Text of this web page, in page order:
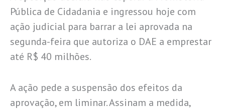
Pública de Cidadania e ingressou hoje com
ação judicial para barrar a lei aprovada na
segunda-feira que autoriza o DAE a emprestar
até R$ 40 milhões.
A ação pede a suspensão dos efeitos da
aprovação, em liminar. Assinam a medida,